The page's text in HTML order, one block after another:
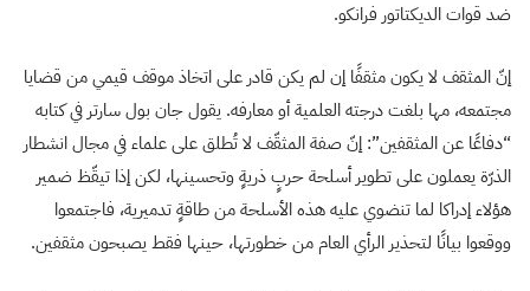
ضد قوات الديكتاتور فرانكو.
إنّ المثقف لا يكون مثقفًا إن لم يكن قادر على اتخاذ موقف قيمي من قضايا
مجتمعه، مها بلغت درجته العلمية أو معارفه. يقول جان بول سارتر في كتابه
“دفاعًا عن المثقفين”: إنّ صفة المثقّف لا تُطلق على علماء في مجال انشطار
الذرّة يعملون على تطوير أسلحة حربٍ ذريةٍ وتحسينها، لكن إذا تيقّظ ضمير
هؤلاء إدراكا لما تنضوي عليه هذه الأسلحة من طاقةٍ تدميرية، فاجتمعوا
ووقعوا بيانًا لتحذير الرأي العام من خطورتها، حينها فقط يصبحون مثقفين.